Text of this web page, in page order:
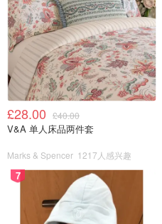
£28.00 £40.00
V&A 单人床品两件套
Marks & Spencer 1217人感兴趣
7